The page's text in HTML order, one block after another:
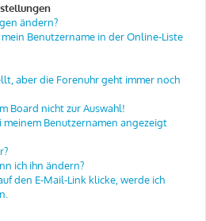
ändern?
Benutzername in der Online-Liste
aber die Forenuhr geht immer noch
Board nicht zur Auswahl!
meinem Benutzernamen angezeigt
ich ihn ändern?
den E-Mail-Link klicke, werde ich